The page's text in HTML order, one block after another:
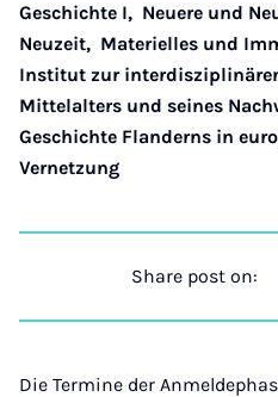
Geschichte I, Neuere und
Neuzeit, Materielles und
Institut zur
Mittelalters und seines
Geschichte Flanderns in
Vernetzung
Share post on:
Die Termine der